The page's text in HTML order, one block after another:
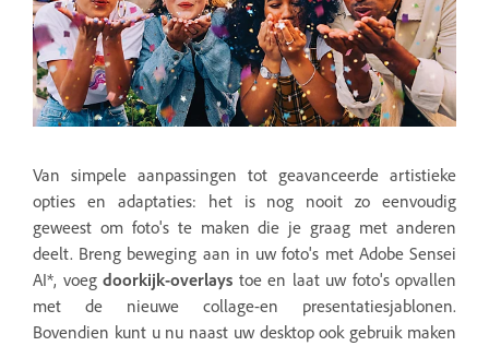
Van simpele aanpassingen tot geavanceerde artistieke
opties en adaptaties: het is nog nooit zo eenvoudig
geweest om foto's te maken die je graag met anderen
deelt. Breng beweging aan in uw foto's met Adobe Sensei
AI*, voeg doorkijk-overlays toe en laat uw foto's opvallen
met de nieuwe collage-en presentatiesjablonen.
Bovendien kunt u nu naast uw desktop ook gebruik maken